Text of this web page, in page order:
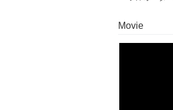
Movie